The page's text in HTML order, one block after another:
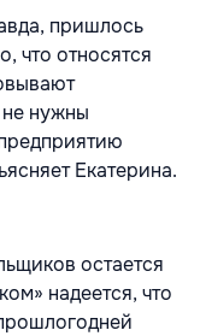
пришлось
что относятся
нужны
Екатерина.
остается
надеется, что